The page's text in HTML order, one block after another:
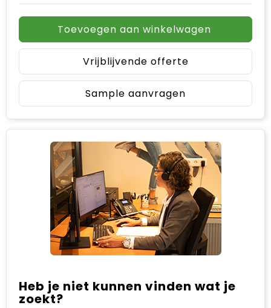
Toevoegen aan winkelwagen
Vrijblijvende offerte
Sample aanvragen
Heb je niet kunnen vinden wat je
zoekt?